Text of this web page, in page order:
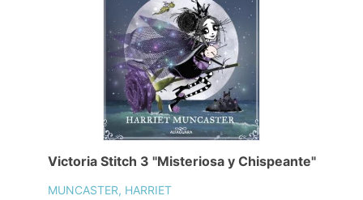
Victoria Stitch 3 "Misteriosa y Chispeante"
MUNCASTER, HARRIET